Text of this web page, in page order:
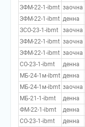
ЗФМ-22-1-ibmt заочна
ЗФМ-22-1-ibmt денна
ЗСО-23-1-ibmt
заочна
ЗФМ-22-1-ibmt заочна
ЗФМ-22-1-ibmt заочна
СО-23-1-ibmt
денна
МБ-24-1м-ibmt денна
МБ-24-1м-ibmt заочна
МБ-21-1-ibmt
денна
ФМ-22-1-ibmt
денна
СО-23-1-ibmt
денна